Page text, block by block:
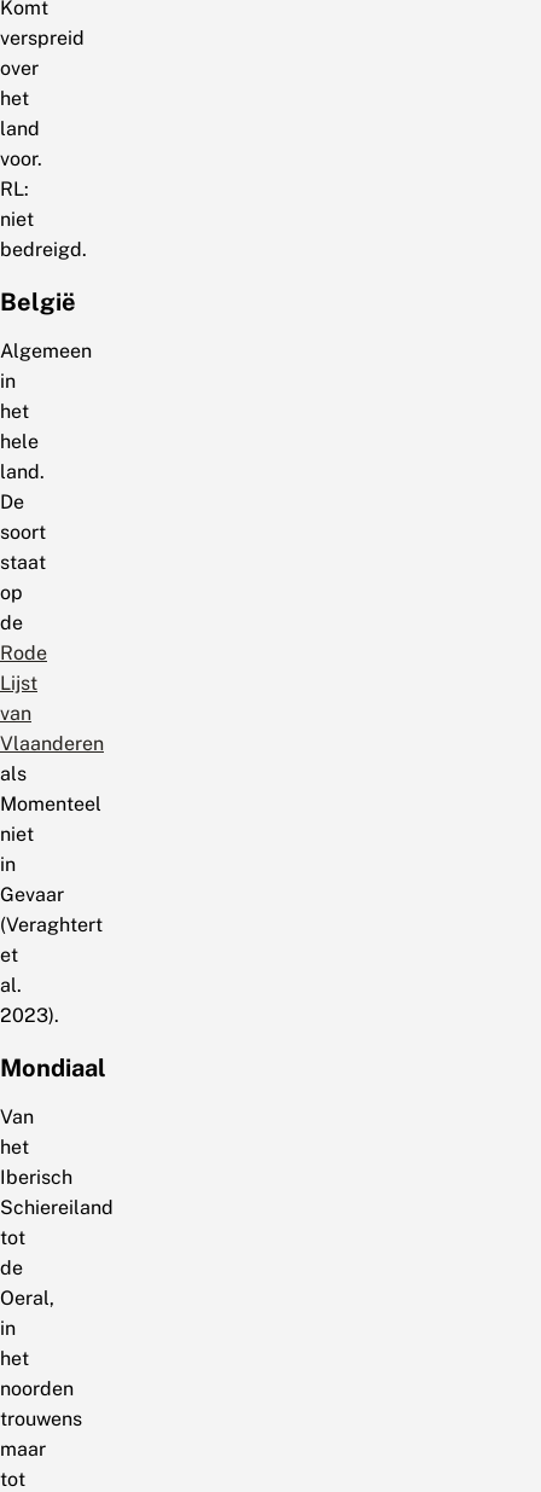
Komt
verspreid
over
het
land
voor.
RL:
niet
bedreigd.
België
Algemeen
in
het
hele
land.
De
soort
staat
op
de
Rode
Lijst
van
Vlaanderen
als
Momenteel
niet
in
Gevaar
(Veraghtert
et
al.
2023).
Mondiaal
Van
het
Iberisch
Schiereiland
tot
de
Oeral,
in
het
noorden
trouwens
maar
tot